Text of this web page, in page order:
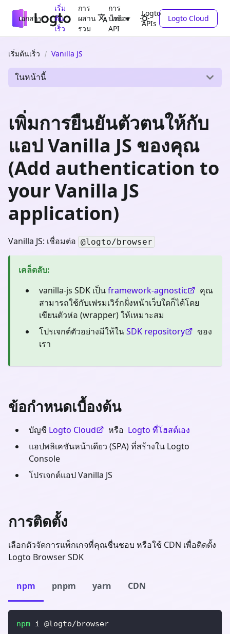
เอกสาร
เริ่ม
ต้น
เร็ว
การ
ผสาน
รวม
การ
ปกป้อง
API
Logto
APIs
ไทย Logto Cloud
เริ่มต้นเร็ว Vanilla JS
ในหน้านี้
เพิ่มการยืนยันตัวตนให้กับ
แอป Vanilla JS ของคุณ
(Add authentication to
your Vanilla JS
application)
Vanilla JS: เชื่อมต่อ @logto/browser
เคล็ดลับ:
vanilla-js SDK เป็นframework-agnostic
คุณ
สามารถใช้กับเฟรมเวิร์กฝั่งหน้าเว็บใดก็ได้โดย
เขียนตัวห่อ (wrapper) ให้เหมาะสม
โปรเจกต์ตัวอย่างมีให้ในSDK repository
ของ
เรา
ข้อกำหนดเบื้องต้น
บัญชี Logto Cloud หรือ Logto ที่โฮสต์เอง
แอปพลิเคชันหน้าเดียว (SPA) ที่สร้างใน Logto
Console
โปรเจกต์แอป Vanilla JS
การติดตั้ง
เลือกตัวจัดการแพ็กเกจที่คุณชื่นชอบ หรือใช้ CDN เพื่อติดตั้ง
Logto Browser SDK
npm pnpm yarn CDN
npm i @logto/browser